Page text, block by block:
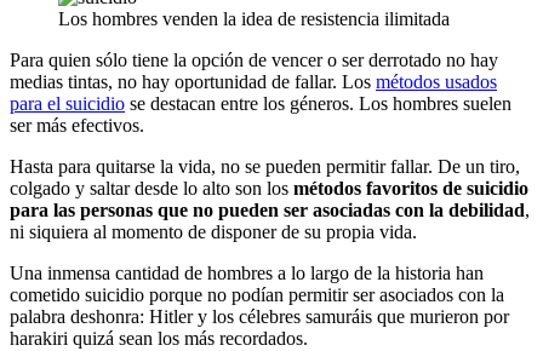
Los hombres venden la idea de resistencia ilimitada
Para quien sólo tiene la opción de vencer o ser derrotado no hay
medias tintas, no hay oportunidad de fallar. Los métodos usados
para el suicidio se destacan entre los géneros. Los hombres suelen
ser más efectivos.
Hasta para quitarse la vida, no se pueden permitir fallar. De un tiro,
colgado y saltar desde lo alto son los métodos favoritos de suicidio
para las personas que no pueden ser asociadas con la debilidad,
ni siquiera al momento de disponer de su propia vida.
Una inmensa cantidad de hombres a lo largo de la historia han
cometido suicidio porque no podían permitir ser asociados con la
palabra deshonra: Hitler y los célebres samuráis que murieron por
harakiri quizá sean los más recordados.